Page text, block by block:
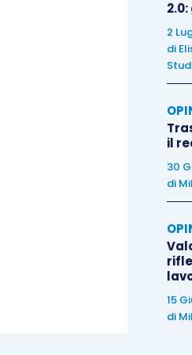
2
di
il
30
di
15
di